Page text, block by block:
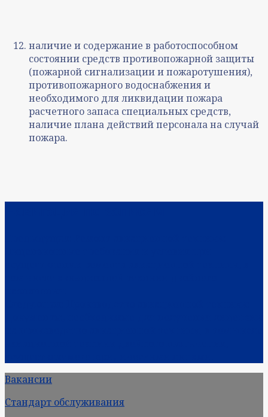
наличие и содержание в работоспособном
состоянии средств противопожарной защиты
(пожарной сигнализации и пожаротушения),
противопожарного водоснабжения и
необходимого для ликвидации пожара
расчетного запаса специальных средств,
наличие плана действий персонала на случай
пожара.
Вакансии
Стандарт обслуживания